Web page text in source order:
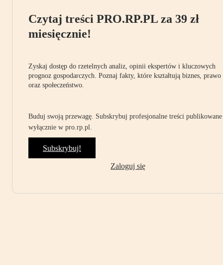
Czytaj treści PRO.RP.PL za 39 zł
miesięcznie!
Zyskaj dostęp do rzetelnych analiz, opinii ekspertów i kluczowych
prognoz gospodarczych. Poznaj fakty, które kształtują biznes, prawo
oraz społeczeństwo.
Buduj swoją przewagę. Subskrybuj profesjonalne treści publikowane
wyłącznie w pro.rp.pl.
Subskrybuj!
Zaloguj się